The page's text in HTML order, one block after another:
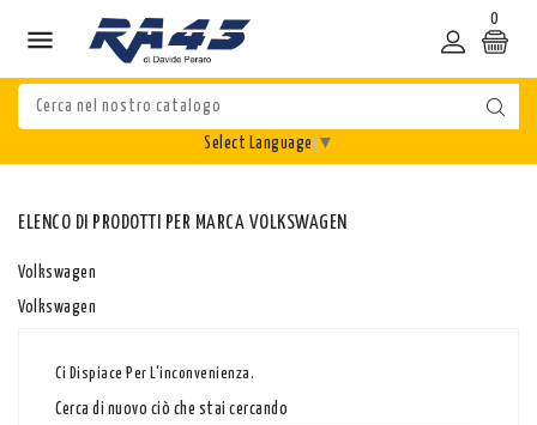

0
Select Language ▼
ELENCO DI PRODOTTI PER MARCA VOLKSWAGEN
Volkswagen
Volkswagen
Ci Dispiace Per L'inconvenienza.
Cerca di nuovo ciò che stai cercando